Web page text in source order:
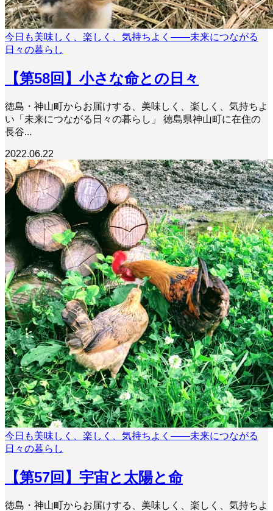
今日も美味しく、楽しく、気持ちよく――未来につながる
日々の暮らし
【第58回】小さな命との日々
徳島・神山町からお届けする、美味しく、楽しく、気持ちよ
い「未来につながる日々の暮らし」 徳島県神山町に在住の
長谷...
2022.06.22
今日も美味しく、楽しく、気持ちよく――未来につながる
日々の暮らし
【第57回】宇宙と太陽と命
徳島・神山町からお届けする、美味しく、楽しく、気持ちよ